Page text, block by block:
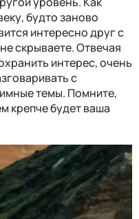
будто заново
интересно друг с
скрываете. Отвечая
интерес, очень
с
темы. Помните,
крепче будет ваша